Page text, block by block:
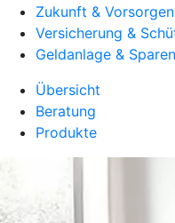
Zukunft & Vorsorgen
Versicherung &
Geldanlage & Sparen
Übersicht
Beratung
Produkte